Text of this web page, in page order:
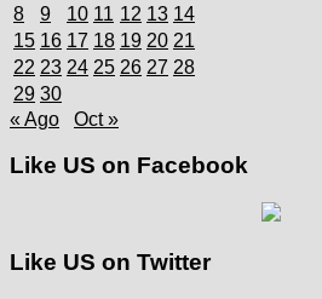
8
9 10 11 12 13 14
15 16 17 18 19 20 21
22 23 24 25 26 27 28
29 30
« Ago
Oct »
Like US on Facebook
Like US on Twitter